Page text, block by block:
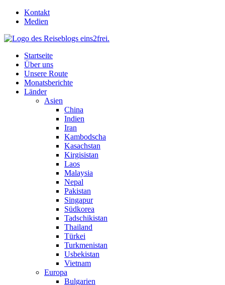
Skip
Kontakt
Medien
Startseite
Über uns
Unsere Route
Monatsberichte
Länder
Asien
China
Indien
Iran
Kambodscha
Kasachstan
Kirgisistan
Laos
Malaysia
Nepal
Pakistan
Singapur
Südkorea
Tadschikistan
Thailand
Türkei
Turkmenistan
Usbekistan
Vietnam
Europa
Bulgarien